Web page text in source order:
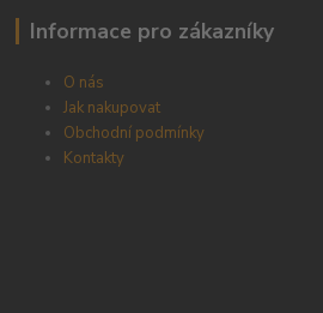
Informace pro zákazníky
O nás
Jak nakupovat
Obchodní podmínky
Kontakty